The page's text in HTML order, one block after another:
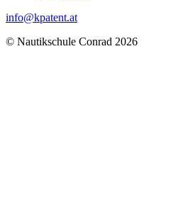
info@kpatent.at
© Nautikschule Conrad 2026